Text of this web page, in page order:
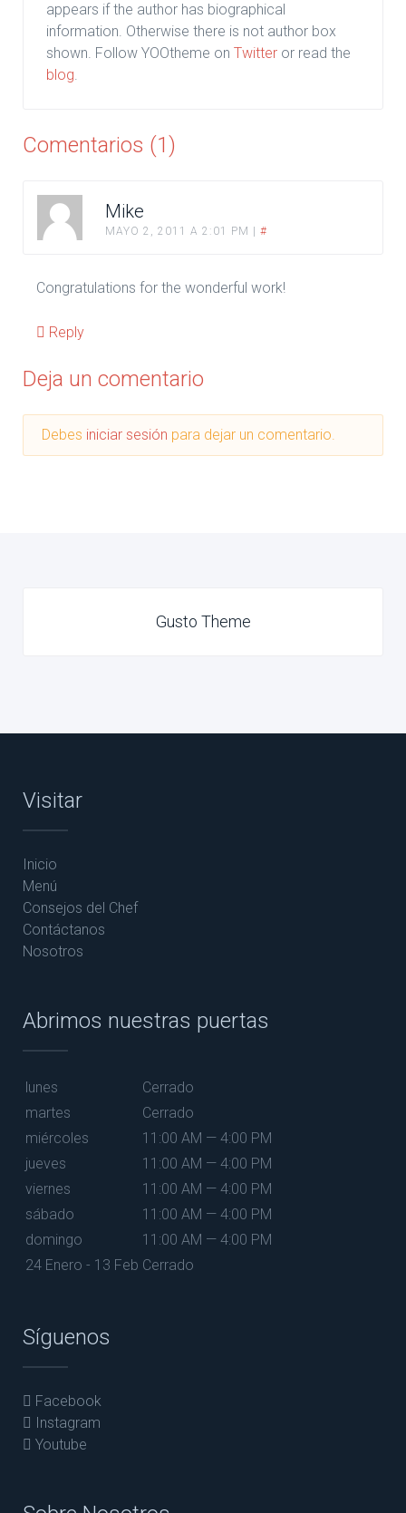
appears if the author has biographical
information. Otherwise there is not author box
shown. Follow YOOtheme on Twitter or read the
blog.
Comentarios (1)
Mike
MAYO 2, 2011 A 2:01 PM #
Congratulations for the wonderful work!
Reply
Deja un comentario
Debes iniciar sesión para dejar un comentario.
Gusto Theme
Visitar
Inicio
Menú
Consejos del Chef
Contáctanos
Nosotros
Abrimos nuestras puertas
lunes
Cerrado
martes
Cerrado
miércoles
11:00 AM — 4:00 PM
jueves
11:00 AM — 4:00 PM
viernes
11:00 AM — 4:00 PM
sábado
11:00 AM — 4:00 PM
domingo
11:00 AM — 4:00 PM
24 Enero - 13 Feb Cerrado
Síguenos
Facebook
Instagram
Youtube